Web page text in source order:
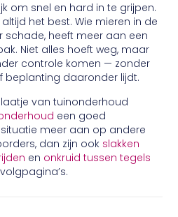
om snel en hard in te grijpen.
het best. Wie mieren in de
schade, heeft meer aan een
Niet alles hoeft weg, maar
controle komen — zonder
beplanting daaronder lijdt.
van tuinonderhoud
een goed
meer aan op andere
dan zijn ook slakken
en onkruid tussen tegels